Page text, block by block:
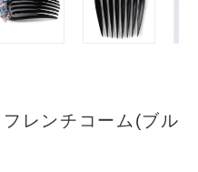
レンチコーム(ブル